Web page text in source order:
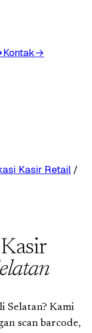
Kontak→
Kasir Retail /
Selatan? Kami
scan barcode,